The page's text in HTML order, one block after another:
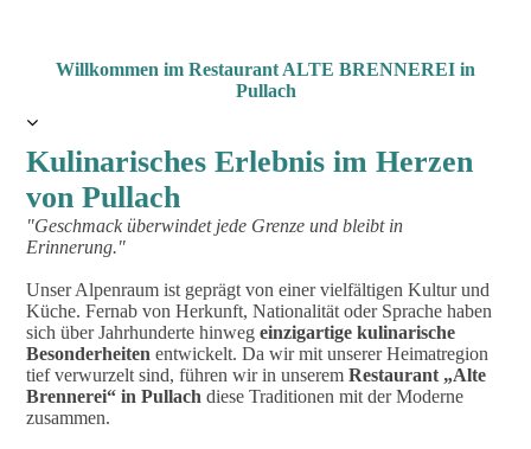
Willkommen im Restaurant ALTE BRENNEREI in
Pullach
Kulinarisches Erlebnis im Herzen
von Pullach
"Geschmack überwindet jede Grenze und bleibt in
Erinnerung."
Unser Alpenraum ist geprägt von einer vielfältigen Kultur und
Küche. Fernab von Herkunft, Nationalität oder Sprache haben
sich über Jahrhunderte hinwegeinzigartige kulinarische
Besonderheiten entwickelt. Da wir mit unserer Heimatregion
tief verwurzelt sind, führen wir in unseremRestaurant „Alte
Brennerei“ in Pullach diese Traditionen mit der Moderne
zusammen.